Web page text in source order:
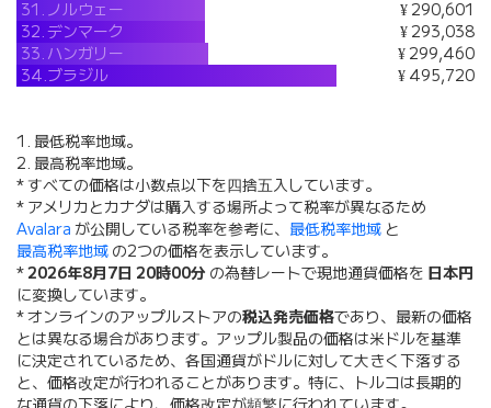
31. ノルウェー
¥ 290,601
32.デンマーク
¥ 293,038
33. ハンガリー
¥ 299,460
34.ブラジル ¥ 495,720
1. 最低税率地域。
2. 最高税率地域。
* すべての価格は小数点以下を四捨五入しています。
* アメリカとカナダは購入する場所よって税率が異なるため
Avalara が公開している税率を参考に、 最低税率地域 と
最高税率地域 の2つの価格を表示しています。
*2026年8月7日 20時00分 の為替レートで現地通貨価格を 日本円
に変換しています。
* オンラインのアップルストアの税込発売価格であり、最新の価格
とは異なる場合があります。アップル製品の価格は米ドルを基準
に決定されているため、各国通貨がドルに対して大きく下落する
と、価格改定が行われることがあります。特に、トルコは長期的